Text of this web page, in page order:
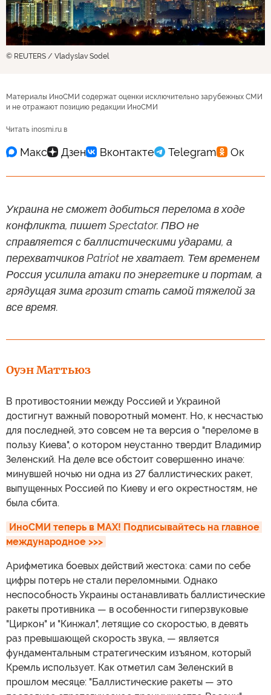
© REUTERS / Vladyslav Sodel
Материалы ИноСМИ содержат оценки исключительно зарубежных СМИ
и не отражают позицию редакции ИноСМИ
Читать inosmi.ru в
Украина не сможет добиться перелома в ходе
конфликта, пишет Spectator. ПВО не
справляется с баллистическими ударами, а
перехватчиков Patriot не хватает. Тем временем
Россия усилила атаки по энергетике и портам, а
грядущая зима грозит стать самой тяжелой за
все время.
Оуэн Маттьюз
В противостоянии между Россией и Украиной
достигнут важный поворотный момент. Но, к несчастью
для последней, это совсем не та версия о "переломе в
пользу Киева", о котором неустанно твердит Владимир
Зеленский. На деле все обстоит совершенно иначе:
минувшей ночью ни одна из 27 баллистических ракет,
выпущенных Россией по Киеву и его окрестностям, не
была сбита.
ИноСМИ теперь в MAX! Подписывайтесь на главное
международное >>>
Арифметика боевых действий жестока: сами по себе
цифры потерь не стали переломными. Однако
неспособность Украины останавливать баллистические
ракеты противника — в особенности гиперзвуковые
"Циркон" и "Кинжал", летящие со скоростью, в девять
раз превышающей скорость звука, — является
фундаментальным стратегическим изъяном, который
Кремль использует. Как отметил сам Зеленский в
прошлом месяце: "Баллистические ракеты — это